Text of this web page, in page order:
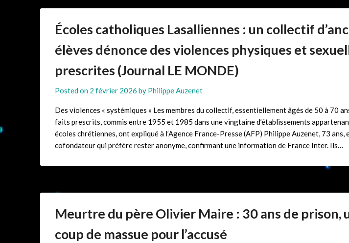
Écoles catholiques Lasalliennes : un collectif
élèves dénonce des violences physiques et
prescrites (Journal LE MONDE)
Posted on 2 février 2026 by Philippe Auzenet
Des violences « systémiques » Les membres du collectif, essentiellement âgés de 50 à 70
faits prescrits, commis entre 1955 et 1985 dans une vingtaine d’établissements
écoles chrétiennes, ont expliqué à l’Agence France-Presse (AFP) Philippe Auzenet, 73 ans,
cofondateur qui préfère rester anonyme, confirmant une information de France Inter. Ils…
Meurtre du père Olivier Maire : 30 ans de prison,
coup de massue pour l’accusé